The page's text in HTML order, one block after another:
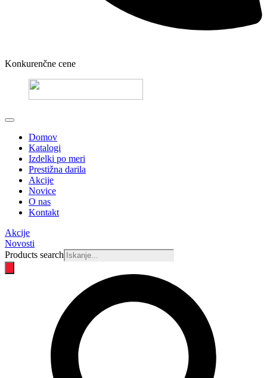
Konkurenčne cene
Domov
Katalogi
Izdelki po meri
Prestižna darila
Akcije
Novice
O nas
Kontakt
Akcije
Novosti
Products search